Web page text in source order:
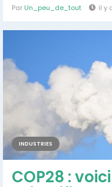
Par Un_peu_de_tout il y
INDUSTRIES
COP28 :